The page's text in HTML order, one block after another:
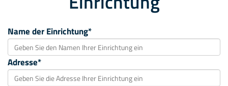
Name der Einrichtung*
Adresse*